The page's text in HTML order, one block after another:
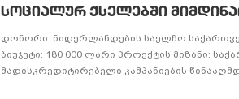
სოციალურ ქსელებში
დონორი: ნიდერლანდების საელჩო
ბიუჯეტი: 180 000 ლარი პროექტის მიზანი:
მადისკრედიტირებელი კამპანიების